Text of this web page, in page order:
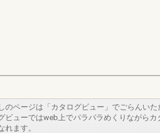
のページは「カタログビュー」でごらんいた
ビューではweb上でパラパラめくりながらカ
れます。